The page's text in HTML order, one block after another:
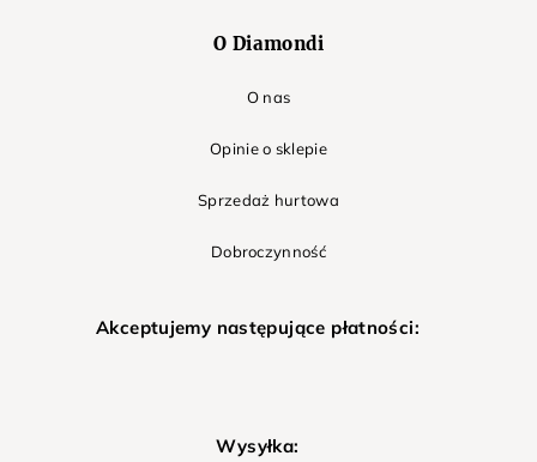
O Diamondi
O nas
Opinie o sklepie
Sprzedaż hurtowa
Dobroczynność
Akceptujemy następujące płatności:
Wysyłka: